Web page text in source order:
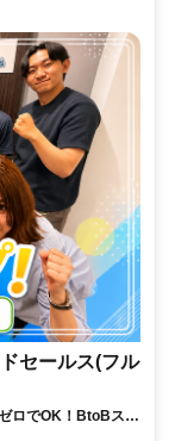
セールス(フル
ロでOK！BtoBスキ